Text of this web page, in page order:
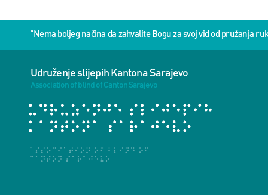
“Nema boljeg načina da zahvalite Bogu za svoj vid od pružanja
Udruženje slijepih Kantona Sarajevo
Association of blind of Canton Sarajevo